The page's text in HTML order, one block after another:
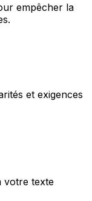
empêcher la
et exigences
votre texte